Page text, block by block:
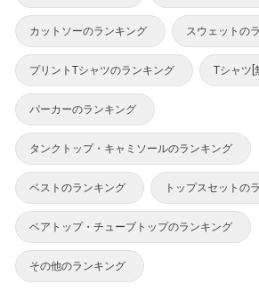
カットソーのランキング スウェットの
プリントTシャツのランキング Tシャツ[
パーカーのランキング
タンクトップ・キャミソールのランキング
ベストのランキング トップスセットの
ベアトップ・チューブトップのランキング
その他のランキング